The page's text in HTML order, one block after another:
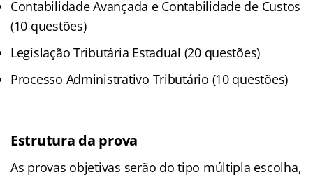
Contabilidade Avançada e Contabilidade de Custos
(10 questões)
Legislação Tributária Estadual (20 questões)
Processo Administrativo Tributário (10 questões)
Estrutura da prova
As provas objetivas serão do tipo múltipla escolha,